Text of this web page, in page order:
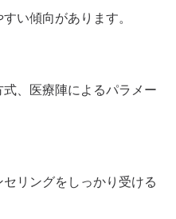
い傾向があります。
、医療陣によるパラメー
リングをしっかり受ける